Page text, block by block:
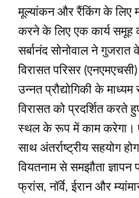
मूल्यांकन और रैंकिंग के लिए
करने के लिए एक कार्य समूह
सर्बानंद सोनोवाल ने गुजरात
विरासत परिसर
उन्नत प्रौद्योगिकी के
विरासत को प्रदर्शित करते
स्थल के रूप में काम करेगा।
साथ अंतर्राष्ट्रीय सहयोग
वियतनाम से समझौता ज्ञापन
फ्रांस, नॉर्वे, ईरान और